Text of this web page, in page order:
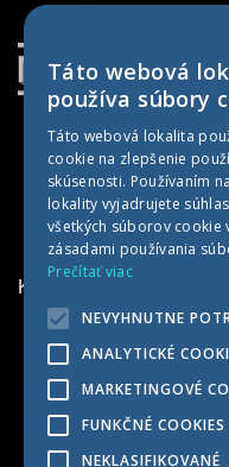
KONTAKTNÉ
MET AGRO
Kočín 100
922 04 Kočín-Lančár
Slovensko
Táto webová
používa súbory
Táto webová lokalita
cookie na zlepšenie
skúsenosti. Používaním
lokality vyjadrujete
všetkých súborov cookie
zásadami používania
Prečítať viac
NEVYHNUTNE
ANALYTICKÉ
MARKETINGOVÉ
FUNKČNÉ COOKIES
NEKLASIFIKOVANÉ